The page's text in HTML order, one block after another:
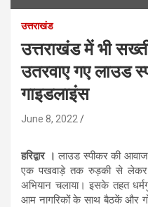
उत्तराखंड
उत्तराखंड में भी
उतरवाए गए लाउड
गाइडलाइंस
June 8, 2022
हरिद्वार । लाउड स्पीकर की
एक पखवाड़े तक रुड़की से लेकर
अभियान चलाया। इसके तहत
आम नागरिकों के साथ बैठकें और